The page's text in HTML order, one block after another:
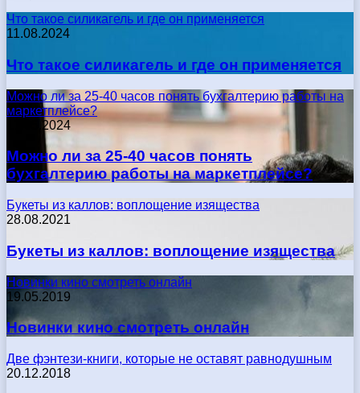
Что такое силикагель и где он применяется
11.08.2024
Что такое силикагель и где он применяется
Можно ли за 25-40 часов понять бухгалтерию работы на
маркетплейсе?
17.05.2024
Можно ли за 25-40 часов понять
бухгалтерию работы на маркетплейсе?
Букеты из каллов: воплощение изящества
28.08.2021
Букеты из каллов: воплощение изящества
Новинки кино смотреть онлайн
19.05.2019
Новинки кино смотреть онлайн
Две фэнтези-книги, которые не оставят равнодушным
20.12.2018